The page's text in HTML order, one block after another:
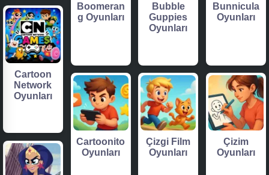
Boomeran
g Oyunları
Bubble
Guppies
Oyunları
Bunnicula
Oyunları
Cartoon
Network
Oyunları
Cartoonito
Oyunları
Çizgi Film
Oyunları
Çizim
Oyunları